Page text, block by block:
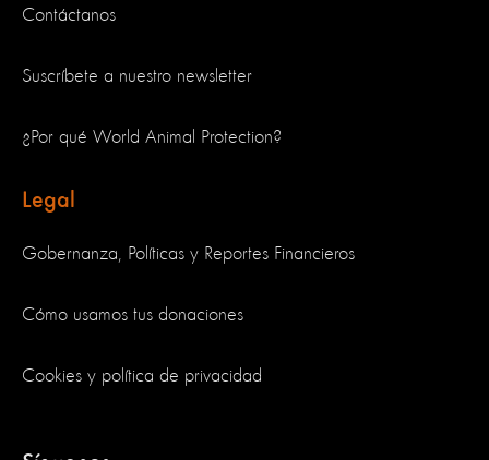
Contáctanos
Suscríbete a nuestro newsletter
¿Por qué World Animal Protection?
Legal
Gobernanza, Políticas y Reportes Financieros
Cómo usamos tus donaciones
Cookies y política de privacidad